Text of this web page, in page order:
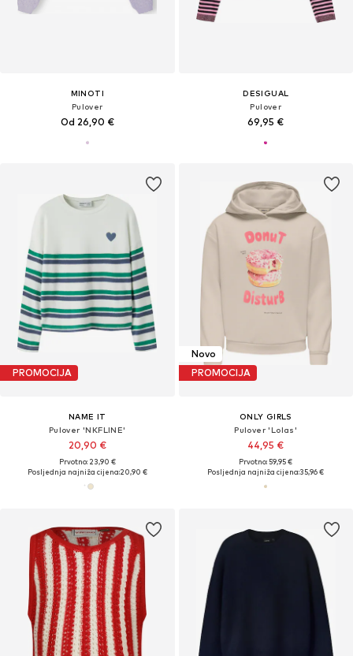
MINOTI
Pulover
Od 26,90 €
DESIGUAL
Pulover
69,95 €
PROMOCIJA
NAME IT
Pulover 'NKFLINE'
20,90 €
Prvotno: 23,90 €
Posljednja najniža cijena:20,90 €
Novo
PROMOCIJA
ONLY GIRLS
Pulover 'Lolas'
44,95 €
Prvotno: 59,95 €
Posljednja najniža cijena:35,96 €